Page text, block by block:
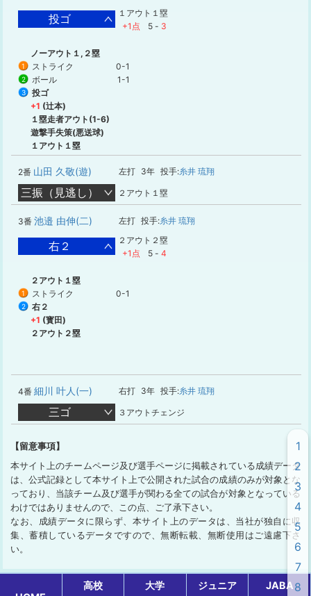
投ゴ
１アウト１塁
+1点
5 - 3
ノーアウト１,２塁
1 ストライク 0-1
2 ボール 1-1
3
投ゴ
+1 (辻本)
１塁走者アウト(1-6)
遊撃手失策(悪送球)
１アウト１塁
2番 山田 久敬(遊) 左打 3年 投手:糸井 琉翔
三振（見逃し） ２アウト１塁
3番 池邉 由伸(二) 左打 投手:糸井 琉翔
右２
２アウト２塁
+1点
5 - 4
２アウト１塁
1 ストライク 0-1
2
右２
+1 (寳田)
２アウト２塁
4番 細川 叶人(一) 右打 3年 投手:糸井 琉翔
三ゴ ３アウトチェンジ
【留意事項】
本サイト上のチームページ及び選手ページに掲載されている成績データ
は、公式記録として本サイト上で公開された試合の成績のみが対象とな
っており、当該チーム及び選手が関わる全ての試合が対象となっている
わけではありませんので、この点、ご了承下さい。
なお、成績データに限らず、本サイト上のデータは、当社が独自に収
集、蓄積しているデータですので、無断転載、無断使用はご遠慮下さ
い。
高校 大学 ジュニア JABA
1
2
3
4
5
6
7
8